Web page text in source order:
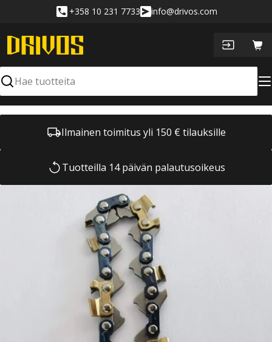
+358 10 231 7733 info@drivos.com
Hae
Ilmainen toimitus yli 150 € tilauksille
Tuotteilla 14 päivän palautusoikeus